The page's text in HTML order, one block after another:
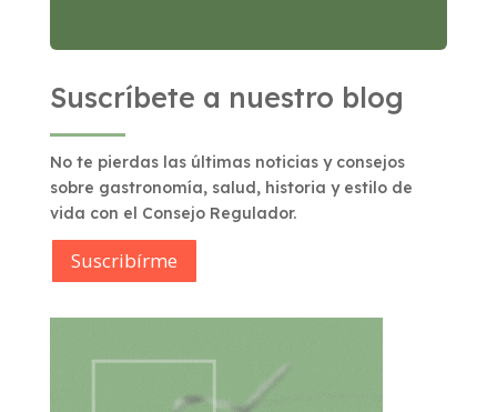
Suscríbete a nuestro blog
No te pierdas las últimas noticias y consejos
sobre gastronomía, salud, historia y estilo de
vida con el Consejo Regulador.
Suscribírme